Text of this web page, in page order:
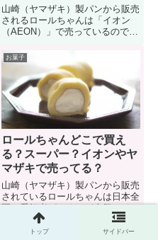
山崎（ヤマザキ）製パンから販売
されるロールちゃんは「イオン
（AEON）」で売っているのでし
ゃんに関する「イオンの取扱い店
舗、ネットスーパーで買えるの
か？値段はいくらか？」疑問にお
答えしています。また、もしイオ
ンで買えた場合のメリットなどに
ついても解説しています。
お菓子
ロールちゃんどこで買え
る？スーパー？イオンやヤ
マザキで売ってる？
山崎（ヤマザキ）製パンから販売
されているロールちゃんは日本全
国に愛好者がいるほど人気スイー
ツです。実際に新作は発売前から
SNSで注目されるほど。ではロ
トップ サイドバー